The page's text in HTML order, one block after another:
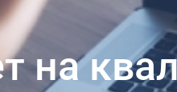
на